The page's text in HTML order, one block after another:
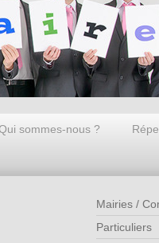
sommes-nous ?
Mairies /
Particuliers